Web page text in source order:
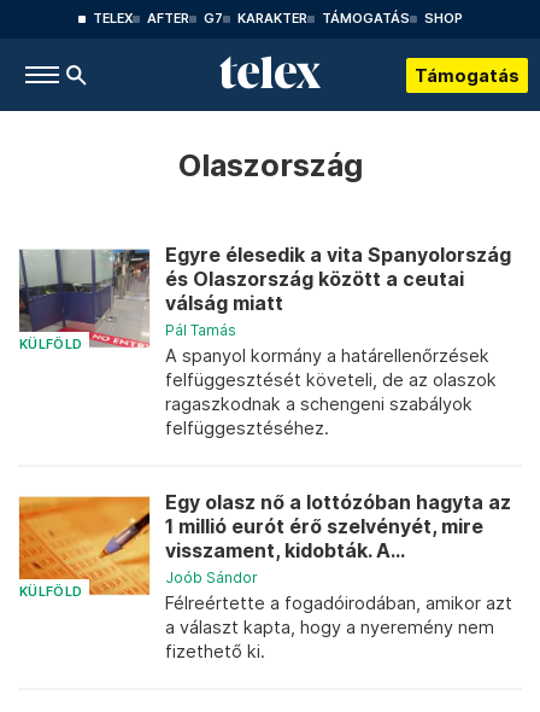
TELEX AFTER G7 KARAKTER TÁMOGATÁS SHOP
Támogatás
Olaszország
KÜLFÖLD
Egyre élesedik a vita Spanyolország
és Olaszország között a ceutai
válság miatt
Pál Tamás
A spanyol kormány a határellenőrzések
felfüggesztését követeli, de az olaszok
ragaszkodnak a schengeni szabályok
felfüggesztéséhez.
KÜLFÖLD
Egy olasz nő a lottózóban hagyta az
1 millió eurót érő szelvényét, mire
visszament, kidobták. A...
Joób Sándor
Félreértette a fogadóirodában, amikor azt
a választ kapta, hogy a nyeremény nem
fizethető ki.